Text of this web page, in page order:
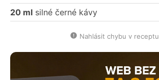
20 ml silné černé kávy
Nahlásit chybu v receptu